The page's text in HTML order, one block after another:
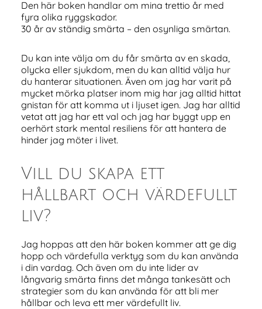
Den här boken handlar om mina trettio år med
fyra olika ryggskador.
30 år av ständig smärta – den osynliga smärtan.
Du kan inte välja om du får smärta av en skada,
olycka eller sjukdom, men du kan alltid välja hur
du hanterar situationen. Även om jag har varit på
mycket mörka platser inom mig har jag alltid hittat
gnistan för att komma ut i ljuset igen. Jag har alltid
vetat att jag har ett val och jag har byggt upp en
oerhört stark mental resiliens för att hantera de
hinder jag möter i livet.
Vill du skapa ett
hållbart och värdefullt
liv?
Jag hoppas att den här boken kommer att ge dig
hopp och värdefulla verktyg som du kan använda
i din vardag. Och även om du inte lider av
långvarig smärta finns det många tankesätt och
strategier som du kan använda för att bli mer
hållbar och leva ett mer värdefullt liv.